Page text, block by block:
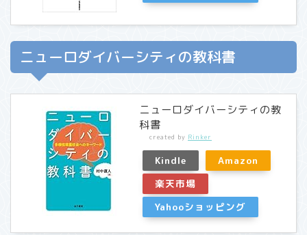
ニューロダイバーシティの教科書
ニューロダイバーシティの教
科書
created by Rinker
Kindle
Amazon
楽天市場
Yahooショッピング